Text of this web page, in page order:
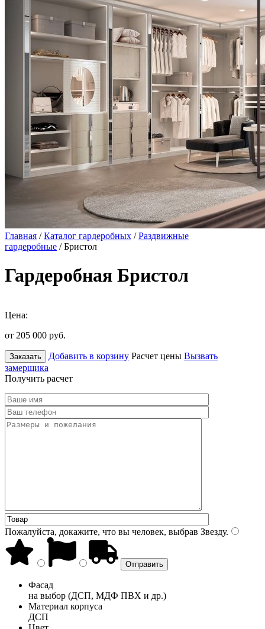
Главная /Каталог гардеробных /Раздвижные
гардеробные / Бристол
Гардеробная Бристол
Цена:
от 205 000 руб.
Заказать Добавить в корзину Расчет цены Вызвать
замерщика
Получить расчет
Пожалуйста, докажите, что вы человек, выбрав Звезду.
Фасад
на выбор (ДСП, МДФ ПВХ и др.)
Материал корпуса
ДСП